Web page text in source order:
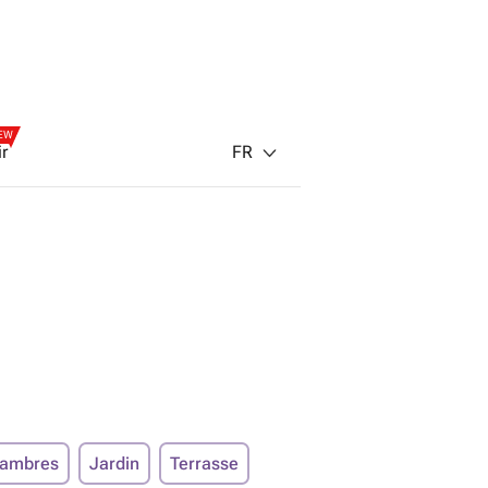
FR
Jardin Terrasse